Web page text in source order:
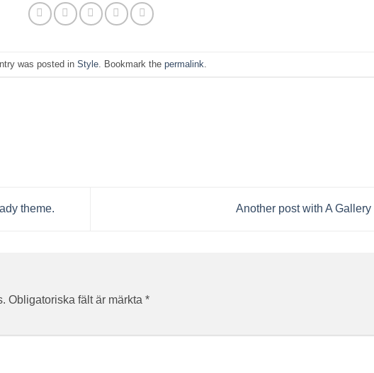
was posted inStyle . Bookmark thepermalink
theme. Another post with A Gallery
Obligatoriska fält är märkta *